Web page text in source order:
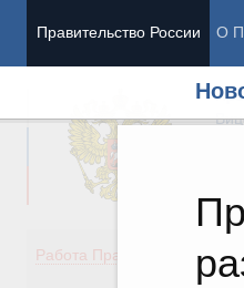
Правительство России О
Работа Правительства